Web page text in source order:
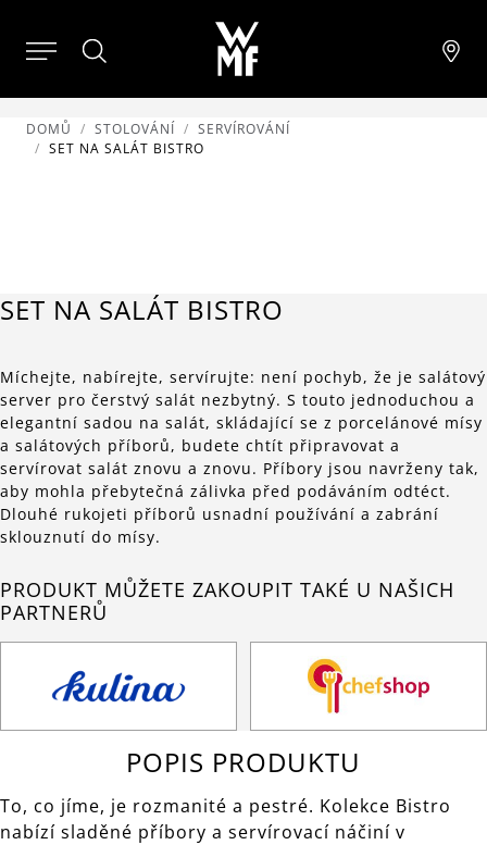
DOMŮ STOLOVÁNÍ
SERVÍROVÁNÍ
SET NA SALÁT BISTRO
SET NA SALÁT BISTRO
Míchejte, nabírejte, servírujte: není pochyb, že je salátový
server pro čerstvý salát nezbytný. S touto jednoduchou a
elegantní sadou na salát, skládající se z porcelánové mísy
a salátových příborů, budete chtít připravovat a
servírovat salát znovu a znovu. Příbory jsou navrženy tak,
aby mohla přebytečná zálivka před podáváním odtéct.
Dlouhé rukojeti příborů usnadní používání a zabrání
sklouznutí do mísy.
PRODUKT MŮŽETE ZAKOUPIT TAKÉ U NAŠICH
PARTNERŮ
POPIS PRODUKTU
To, co jíme, je rozmanité a pestré. Kolekce Bistro
nabízí sladěné příbory a servírovací náčiní v